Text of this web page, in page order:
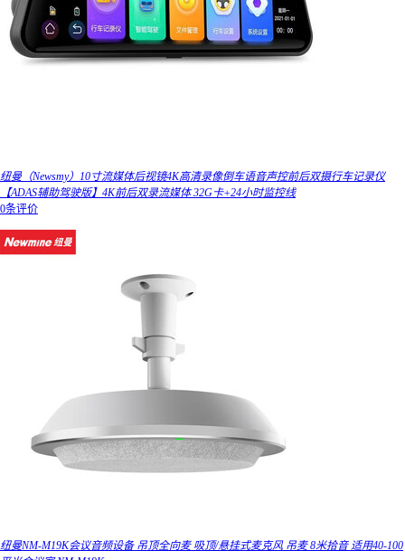
纽曼（Newsmy）10寸流媒体后视镜4K高清录像倒车语音声控前后双摄行车记录仪
【ADAS辅助驾驶版】4K前后双录流媒体 32G卡+24小时监控线
0条评价
纽曼NM-M19K会议音频设备 吊顶全向麦 吸顶/悬挂式麦克风 吊麦 8米拾音 适用40-100